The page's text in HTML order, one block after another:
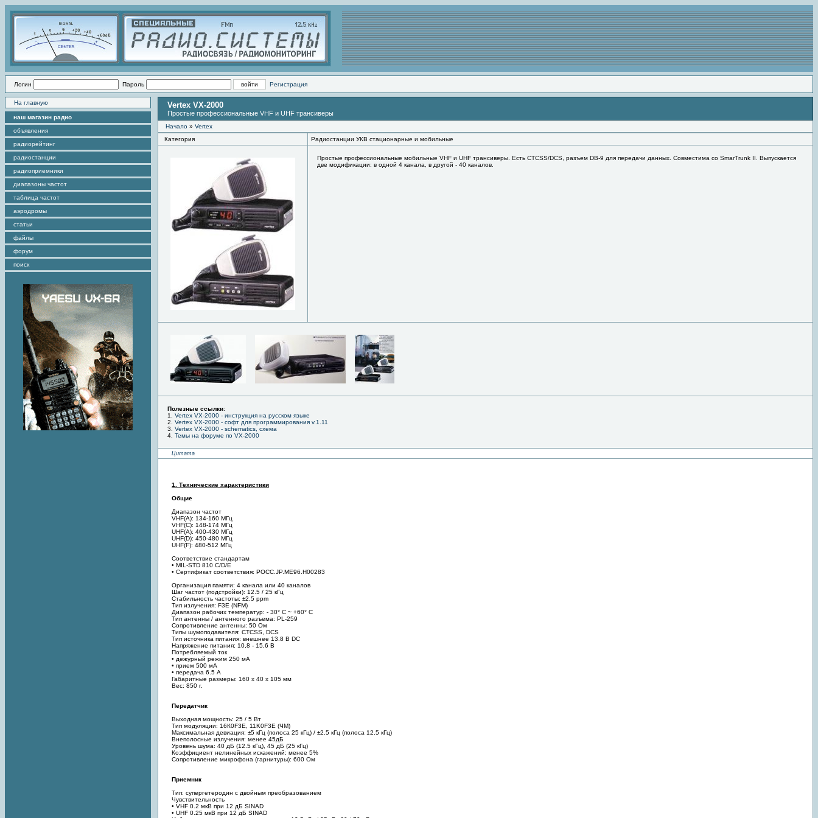
Логин Пароль Регистрация
На главную
наш магазин радио
объявления
радиорейтинг
радиостанции
радиоприемники
диапазоны частот
таблица частот
аэродромы
статьи
файлы
форум
поиск
Vertex VX-2000
Простые профессиональные VHF и UHF трансиверы
Начало » Vertex
Категория
Радиостанции УКВ стационарные и мобильные
Простые профессиональные мобильные VHF и UHF трансиверы. Есть CTCSS/DCS, разъем DB-9 для передачи данных. Совместима со SmarTrunk II. Выпускается
две модификации: в одной 4 канала, в другой - 40 каналов.
Полезные ссылки:
1. Vertex VX-2000 - инструкция на русском языке
2. Vertex VX-2000 - софт для программирования v.1.11
3. Vertex VX-2000 - schematics, схема
4. Темы на форуме по VX-2000
Цитата
1. Технические характеристики
Общие
Диапазон частот
VHF(А): 134-160 МГц
VHF(С): 148-174 МГц
UHF(А): 400-430 МГц
UHF(D): 450-480 МГц
UHF(F): 480-512 МГц
Соответствие стандартам
• MIL-STD 810 C/D/E
• Сертификат соответствия: РОСС.JP.ME96.H00283
Организация памяти: 4 канала или 40 каналов
Шаг частот (подстройки): 12.5 / 25 кГц
Стабильность частоты: ±2.5 ppm
Тип излучения: F3E (NFM)
Диапазон рабочих температур: - 30° C ~ +60° C
Тип антенны / антенного разъема: PL-259
Сопротивление антенны: 50 Ом
Типы шумоподавителя: CTCSS, DCS
Тип источника питания: внешнее 13.8 В DC
Напряжение питания: 10,8 - 15,6 В
Потребляемый ток
• дежурный режим 250 мА
• прием 500 мА
• передача 6.5 А
Габаритные размеры: 160 х 40 х 105 мм
Вес: 850 г.
Передатчик
Выходная мощность: 25 / 5 Вт
Тип модуляции: 16К0F3E, 11K0F3E (ЧМ)
Максимальная девиация: ±5 кГц (полоса 25 кГц) / ±2.5 кГц (полоса 12.5 кГц)
Внеполосные излучения: менее 45дБ
Уровень шума: 40 дБ (12.5 кГц), 45 дБ (25 кГц)
Коэффициент нелинейных искажений: менее 5%
Сопротивление микрофона (гарнитуры): 600 Ом
Приемник
Тип: супергетеродин с двойным преобразованием
Чувствительность
• VHF 0.2 мкВ при 12 дБ SINAD
• UHF 0.25 мкВ при 12 дБ SINAD